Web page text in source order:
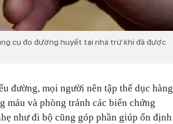
cụ đo đường huyết tại nhà trừ khi đã được
đường, mọi người nên tập thể dục hàng
máu và phòng tránh các biến chứng
như đi bộ cũng góp phần giúp ổn định